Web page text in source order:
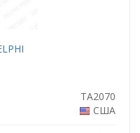
TA2070
США